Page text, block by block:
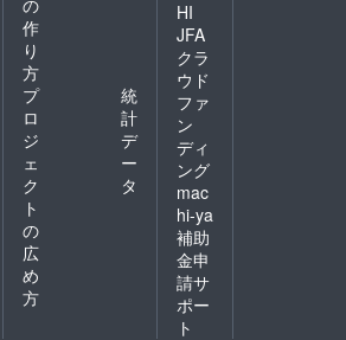
作
り
方
プ
ロ
ジ
ェ
ク
ト
の
広
め
方
統
計
デ
ー
タ
HI
JFA
クラ
ウド
ファ
ン
ディ
ング
mac
hi-ya
補助
金申
請サ
ポー
ト